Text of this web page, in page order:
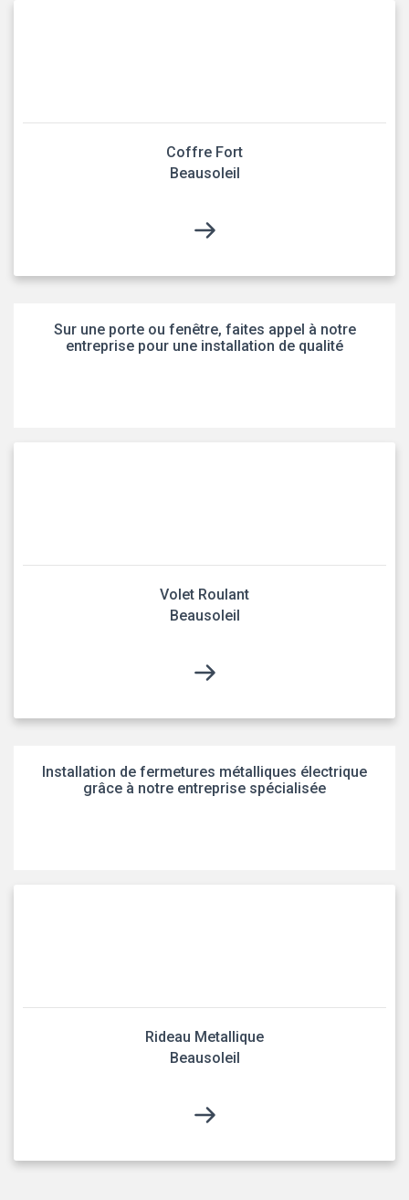
Coffre Fort
Beausoleil
Sur une porte ou fenêtre, faites appel à notre
entreprise pour une installation de qualité
Volet Roulant
Beausoleil
Installation de fermetures métalliques électrique
grâce à notre entreprise spécialisée
Rideau Metallique
Beausoleil